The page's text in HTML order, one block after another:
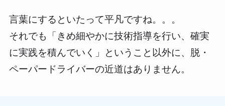
言葉にするといたって平凡ですね。。。
それでも「きめ細やかに技術指導を行い、確実
に実践を積んでいく」ということ以外に、脱・
ペーパードライバーの近道はありません。